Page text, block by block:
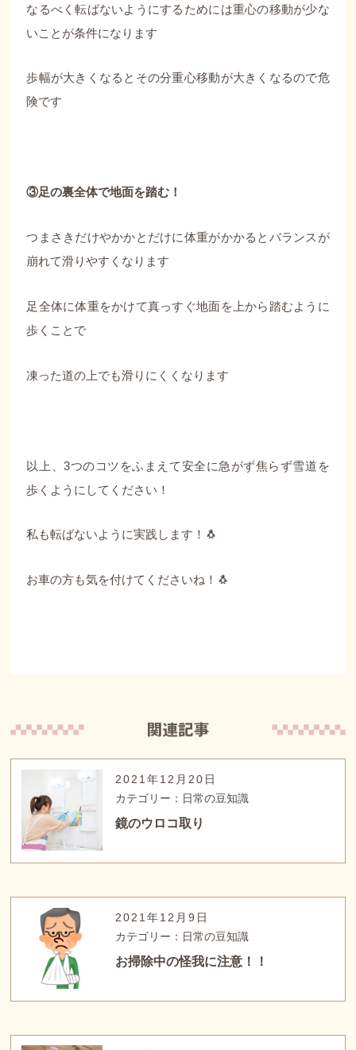
なるべく転ばないようにするためには重心の移動が少な
いことが条件になります
歩幅が大きくなるとその分重心移動が大きくなるので危
険です
③足の裏全体で地面を踏む！
つまさきだけやかかとだけに体重がかかるとバランスが
崩れて滑りやすくなります
足全体に体重をかけて真っすぐ地面を上から踏むように
歩くことで
凍った道の上でも滑りにくくなります
以上、3つのコツをふまえて安全に急がず焦らず雪道を
歩くようにしてください！
私も転ばないように実践します！🐧
お車の方も気を付けてくださいね！🐧
2021年12月20日
カテゴリー：日常の豆知識
鏡のウロコ取り
2021年12月9日
カテゴリー：日常の豆知識
お掃除中の怪我に注意！！